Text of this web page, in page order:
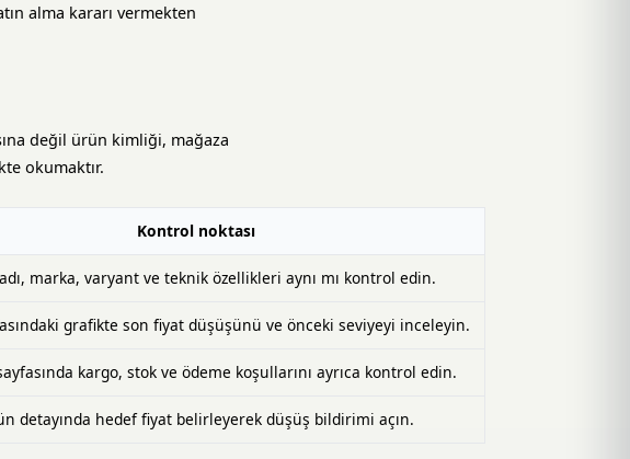
alma kararı vermekten
değil ürün kimliği, mağaza
okumaktır.
Kontrol noktası
marka, varyant ve teknik özellikleri aynı mı kontrol edin.
grafikte son fiyat düşüşünü ve önceki seviyeyi inceleyin.
kargo, stok ve ödeme koşullarını ayrıca kontrol edin.
detayında hedef fiyat belirleyerek düşüş bildirimi açın.